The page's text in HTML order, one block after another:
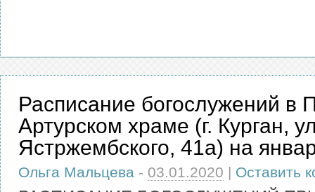
Расписание богослужений в
Артурском храме (г. Курган,
Ястржембского, 41а) на
Ольга Мальцева - 03.01.2020 | Оставить